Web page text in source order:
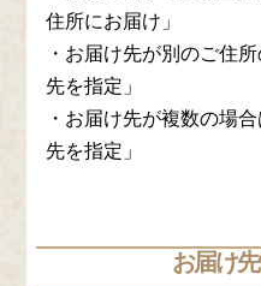
住所にお届け」
・お届け先が別のご住
先を指定」
・お届け先が複数の場
先を指定」
お届け